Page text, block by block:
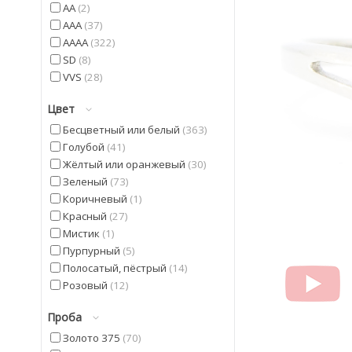
AA 2
AAA 37
AAAA 322
SD 8
VVS 28
Цвет
Бесцветный или белый 363
Голубой 41
Жёлтый или оранжевый 30
Зеленый 73
Коричневый 1
Красный 27
Мистик 1
Пурпурный 5
Полосатый, пёстрый 14
Розовый 12
Фиолетовый
Черный 20
Проба
Золото 375 70